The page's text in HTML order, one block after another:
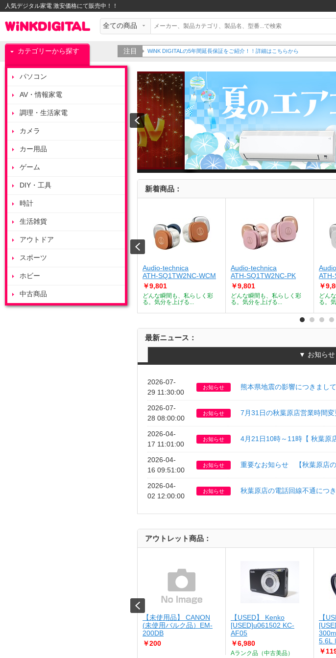
人気デジタル家電 激安価格にて販売中！！
カテゴリーから探す
パソコン
AV・情報家電
調理・生活家電
カメラ
カー用品
ゲーム
DIY・工具
時計
生活雑貨
アウトドア
スポーツ
ホビー
中古商品
注目 WiNK DIGITALの5年間延長保証をご紹介！！詳細はこちらから
新着商品：
ートメーカー
て調理すること...
Audio-technica
ATH-SQ1TW2NC-WCM
￥9,801
どんな瞬間も、私らしく彩
る。気分を上げる...
Audio-technica
ATH-SQ1TW2NC-PK
￥9,801
どんな瞬間も、私らしく彩
る。気分を上げる...
￥
どん
る。
最新ニュース：
▼ お知らせ
2026-07-
29 11:30:00
お知らせ 熊本県地震の影響につきまして
2026-07-
28 08:00:00
お知らせ 7月31日の秋葉原店営業時間
2026-04-
17 11:01:00
お知らせ 4月21日10時～11時【 秋葉原
2026-04-
16 09:51:00
お知らせ 重要なお知らせ 【秋葉原店の
2026-04-
02 12:00:00
お知らせ 秋葉原店の電話回線不通につ
アウトレット商品：
【未使用品】 CANON
(未使用バルク品）EM-
200DB
￥200
【USED】 Kenko
[USED]u061502 KC-
AF05
￥6,980
Aランク品（中古美品）
【
5.6L
￥